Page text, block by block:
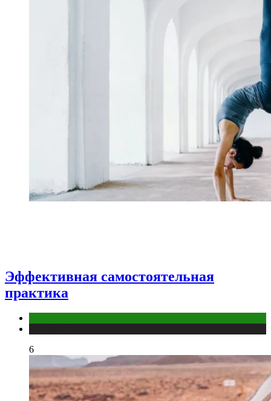
Эффективная самостоятельная
практика
6